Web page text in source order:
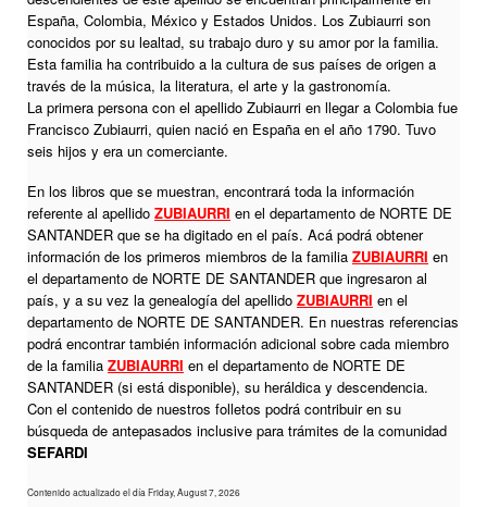
España, Colombia, México y Estados Unidos. Los Zubiaurri son
conocidos por su lealtad, su trabajo duro y su amor por la familia.
Esta familia ha contribuido a la cultura de sus países de origen a
través de la música, la literatura, el arte y la gastronomía.
La primera persona con el apellido Zubiaurri en llegar a Colombia fue
Francisco Zubiaurri, quien nació en España en el año 1790. Tuvo
seis hijos y era un comerciante.
En los libros que se muestran, encontrará toda la información
referente al apellido ZUBIAURRI en el departamento de NORTE DE
SANTANDER que se ha digitado en el país. Acá podrá obtener
información de los primeros miembros de la familia ZUBIAURRI en
el departamento de NORTE DE SANTANDER que ingresaron al
país, y a su vez la genealogía del apellido ZUBIAURRI en el
departamento de NORTE DE SANTANDER. En nuestras referencias
podrá encontrar también información adicional sobre cada miembro
de la familia ZUBIAURRI en el departamento de NORTE DE
SANTANDER (si está disponible), su heráldica y descendencia.
Con el contenido de nuestros folletos podrá contribuir en su
búsqueda de antepasados inclusive para trámites de la comunidad
SEFARDI
Contenido actualizado el día Friday, August 7, 2026